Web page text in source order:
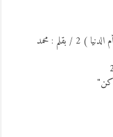
إلى مصر(إلى أم الدنيا ) 2 / بقلم : محمد